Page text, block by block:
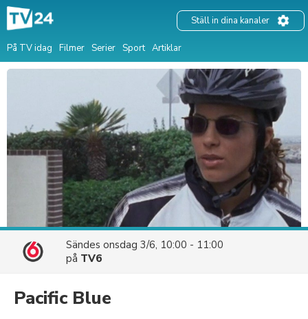
På TV idag Filmer Serier Sport Artiklar
Ställ in dina kanaler
Sändes onsdag 3/6, 10:00 - 11:00
på TV6
Pacific Blue